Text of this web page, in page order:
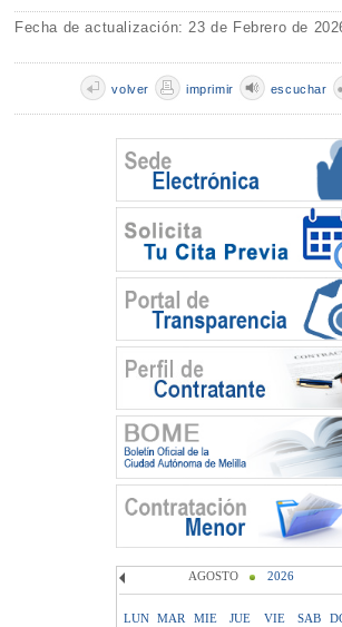
Fecha de actualización: 23 de Febrero de
escuchar
imprimir
volver
AGOSTO 2026
LUN MAR MIE JUE VIE SAB